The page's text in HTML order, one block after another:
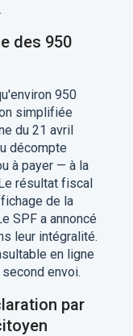
des 950
950
simplifiée
du 21 avril
décompte
à payer — à la
résultat fiscal
de la
SPF a annoncé
leur intégralité.
en ligne
envoi.
par